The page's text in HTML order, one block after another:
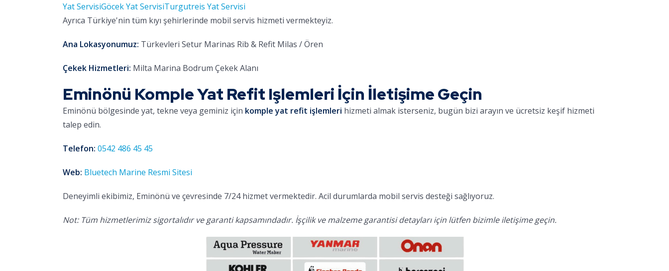
Yat ServisiGöcek Yat ServisiTurgutreis Yat Servisi
Ayrıca Türkiye'nin tüm kıyı şehirlerinde mobil servis hizmeti vermekteyiz.
Ana Lokasyonumuz: Türkevleri Setur Marinas Rib & Refit Milas / Ören
Çekek Hizmetleri: Milta Marina Bodrum Çekek Alanı
Eminönü Komple Yat Refit Işlemleri İçin İletişime Geçin
Eminönü bölgesinde yat, tekne veya geminiz için komple yat refit işlemleri hizmeti almak isterseniz, bugün bizi arayın ve ücretsiz keşif hizmeti
talep edin.
Telefon: 0542 486 45 45
Web: Bluetech Marine Resmi Sitesi
Deneyimli ekibimiz, Eminönü ve çevresinde 7/24 hizmet vermektedir. Acil durumlarda mobil servis desteği sağlıyoruz.
Not: Tüm hizmetlerimiz sigortalıdır ve garanti kapsamındadır. İşçilik ve malzeme garantisi detayları için lütfen bizimle iletişime geçin.